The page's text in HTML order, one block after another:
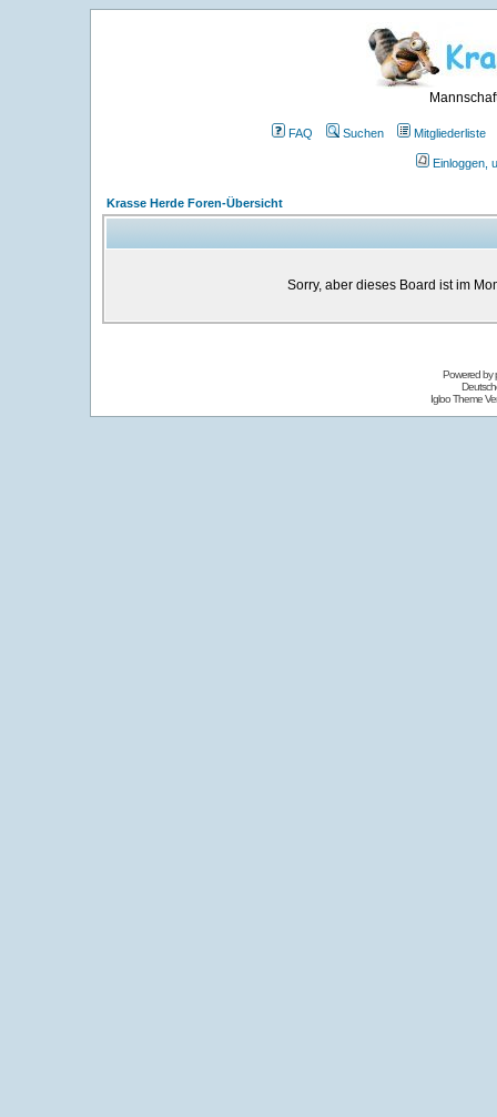
FAQ Suchen Mitgliederliste
Einloggen,
Krasse Herde Foren-Übersicht
Sorry, aber dieses Board ist im
Powered by
Igloo Theme